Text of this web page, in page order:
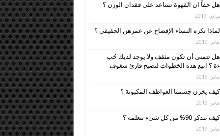
هل حقاً ان القهوة تساعد على فقدان الوزن ؟
لماذا تكره النساء الإفصاح عن عمرهن الحقيقي ؟
هل تتمنى أن تكون مثقف ولا يوجد لديك حُب
؟ اتبع هذه الخطوات لتصبح قارئ شغوف
كيف يخزن جسمنا العواطف المكبوتة ؟
كيف تتذكر 90% من كل شيء تتعلمه ؟